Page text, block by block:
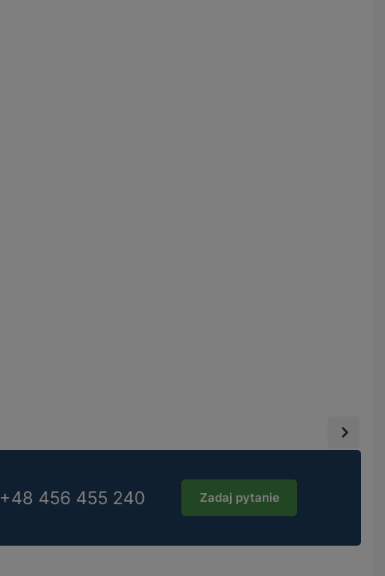
+48 456 455 240 Zadaj pytanie